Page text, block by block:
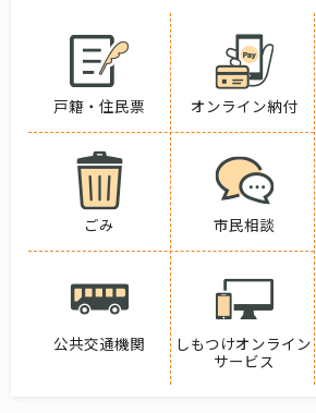
戸籍・住民票 オンライン納付
ごみ 市民相談
公共交通機関
しもつけオンライン
サービス